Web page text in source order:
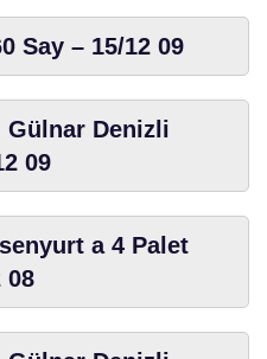
Say – 15/12 09
Denizli
09
a 4 Palet
08